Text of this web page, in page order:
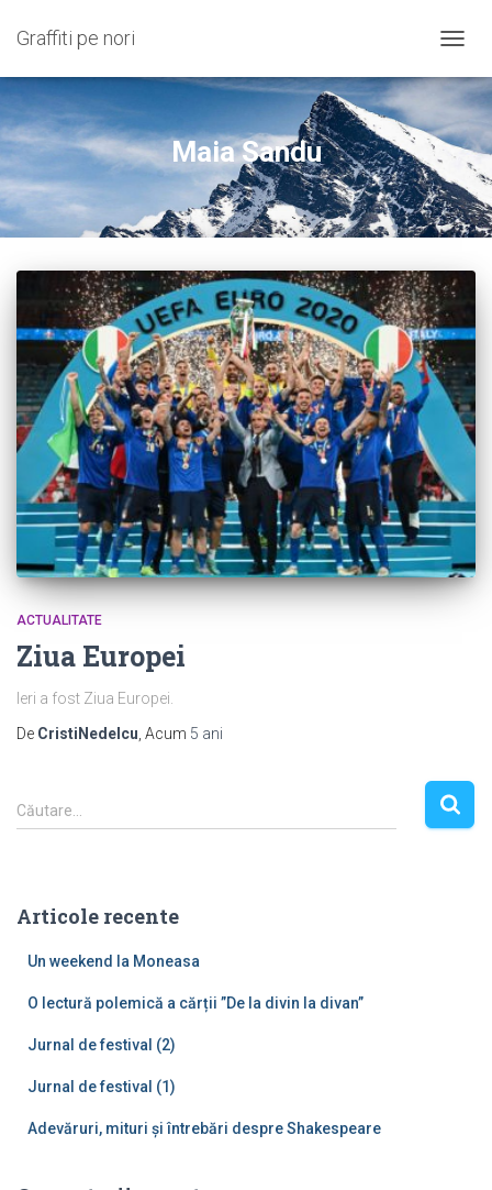
Graffiti pe nori
Maia Sandu
ACTUALITATE
Ziua Europei
Ieri a fost Ziua Europei.
De CristiNedelcu , Acum 5 ani
C
a
d
Căutare…
Articole recente
Un weekend la Moneasa
O lectură polemică a cărții ”De la divin la divan”
Jurnal de festival (2)
Jurnal de festival (1)
Adevăruri, mituri și întrebări despre Shakespeare